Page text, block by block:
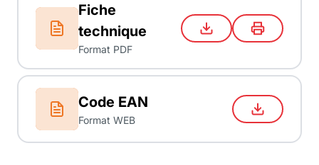
Fiche
technique
Format PDF
Code EAN
Format WEB